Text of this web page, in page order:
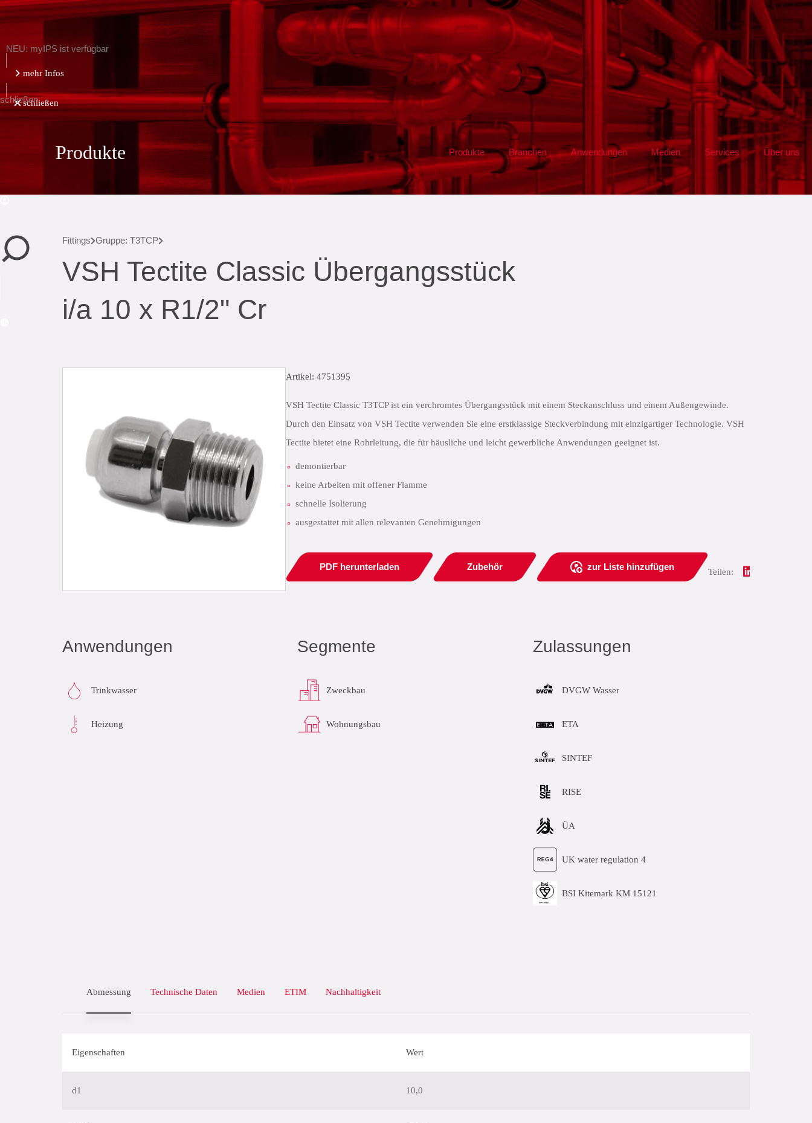
NEU: myIPS ist verfügbar
mehr Infos
schließen
schließen
Produkte Branchen Anwendungen Medien Services Über uns
Produkte
Fittings Gruppe: T3TCP
VSH Tectite Classic Übergangsstück
i/a 10 x R1/2" Cr
Artikel: 4751395
VSH Tectite Classic T3TCP ist ein verchromtes Übergangsstück mit einem Steckanschluss und einem Außengewinde.
Durch den Einsatz von VSH Tectite verwenden Sie eine erstklassige Steckverbindung mit einzigartiger Technologie. VSH
Tectite bietet eine Rohrleitung, die für häusliche und leicht gewerbliche Anwendungen geeignet ist.
demontierbar
keine Arbeiten mit offener Flamme
schnelle Isolierung
ausgestattet mit allen relevanten Genehmigungen
PDF herunterladen Zubehör zur Liste hinzufügen Teilen:
Anwendungen
Trinkwasser
Heizung
Segmente
Zweckbau
Wohnungsbau
Zulassungen
DVGW Wasser
ETA
SINTEF
RISE
ÜA
UK water regulation 4
BSI Kitemark KM 15121
Abmessung Technische Daten Medien ETIM Nachhaltigkeit
Eigenschaften Wert
d1 10,0